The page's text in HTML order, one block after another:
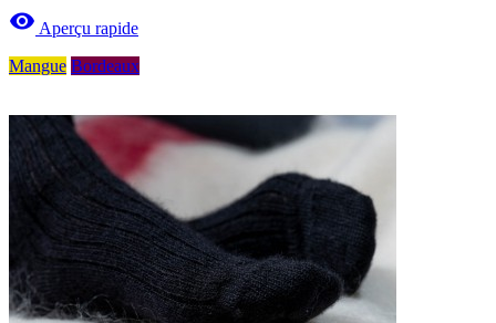
 Aperçu rapide
Mangue Bordeaux